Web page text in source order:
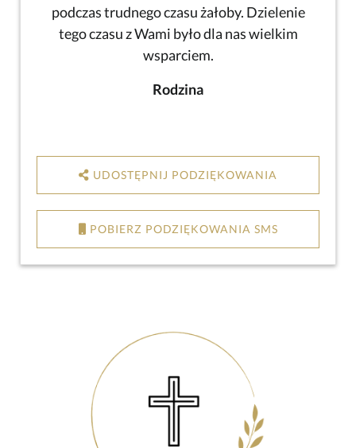
podczas trudnego czasu żałoby. Dzielenie
tego czasu z Wami było dla nas wielkim
wsparciem.
Rodzina
UDOSTĘPNIJ PODZIĘKOWANIA
POBIERZ PODZIĘKOWANIA SMS